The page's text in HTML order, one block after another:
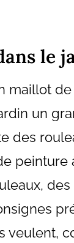
le
maillot de
un
des
peinture
veulent,